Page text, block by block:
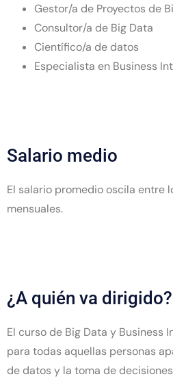
Gestor/a de Proyectos de
Consultor/a de Big Data
Científico/a de datos
Especialista en Business
Salario medio
El salario promedio oscila
mensuales.
¿A quién va dirigido?
El curso de Big Data y Business
para todas aquellas personas
de datos y la toma de